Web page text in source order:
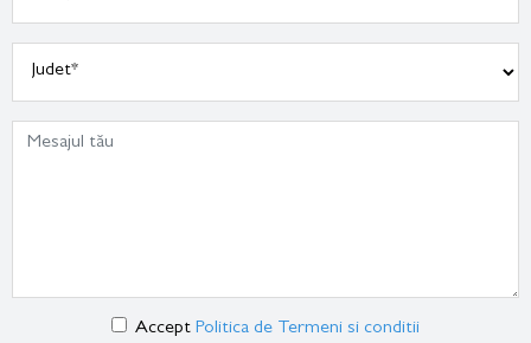
Accept Politica de Termeni si conditii